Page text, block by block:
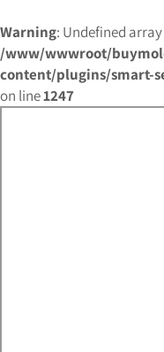
Warning: Undefined array
/www/wwwroot/
content/plugins/smart-
on line1247